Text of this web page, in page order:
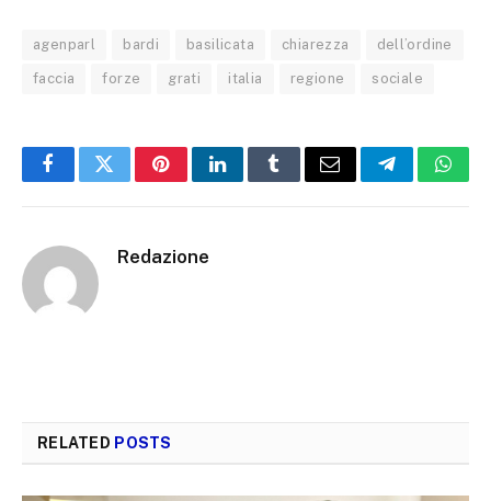
agenparl bardi basilicata chiarezza dell’ordine
faccia forze grati italia regione sociale
FacebookTwitterPinterestLinkedInTumblrEmail Telegram
Redazione
RELATED POSTS